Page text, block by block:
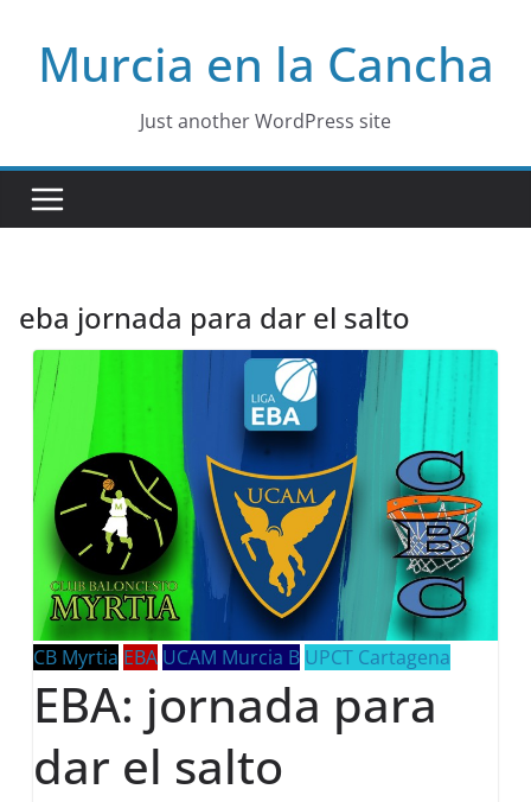
contentMurcia en la Cancha
Just another WordPress site
eba jornada para dar el salto
CB Myrtia EBA UCAM Murcia B UPCT Cartagena
EBA: jornada para
dar el salto